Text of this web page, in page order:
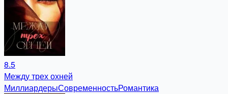
8.5
Между трех охней
МиллиардерыСовременностьРомантика